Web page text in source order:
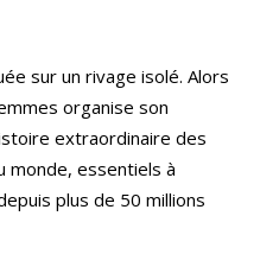
sur un rivage isolé. Alors
organise son
extraordinaire des
monde, essentiels à
plus de 50 millions